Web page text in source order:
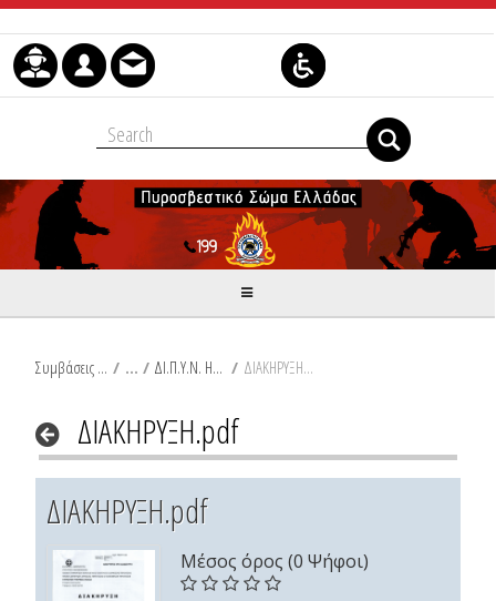
Μετάβαση στο περιεχόμενο
Συμβάσεις Διαβουλεύσεις Διαγωνισμοί / ΔΙ.Π.Υ.Ν. ΗΛΕΙΑΣ / ΔΙΑΚΗΡΥΞΗ.pdf
ΔΙΑΚΗΡΥΞΗ.pdf
ΔΙΑΚΗΡΥΞΗ.pdf
Μέσος όρος (0 Ψήφοι)